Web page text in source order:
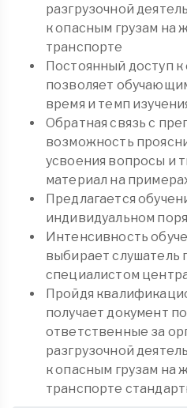
разгрузочной
к опасным грузам на
транспорте
Постоянный доступ
позволяет
время и темп
Обратная связь с
возможность
усвоения вопросы и
материал на
Предлагается
индивидуальном
Интенсивность
выбирает слушатель
специалистом
Пройдя
получает документ
ответственные за
разгрузочной
к опасным грузам на
транспорте